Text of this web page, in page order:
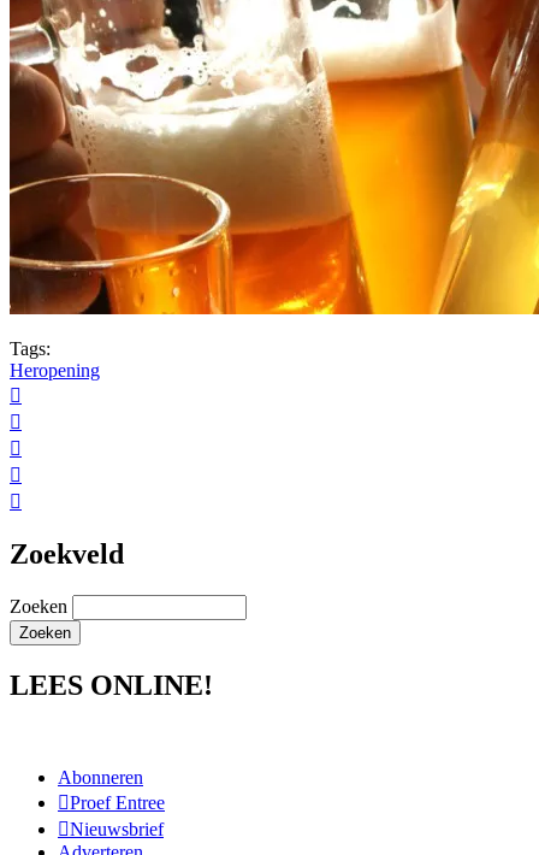
Tags:
Heropening





Zoekveld
Zoeken
LEES ONLINE!
Abonneren
Proef Entree
Nieuwsbrief